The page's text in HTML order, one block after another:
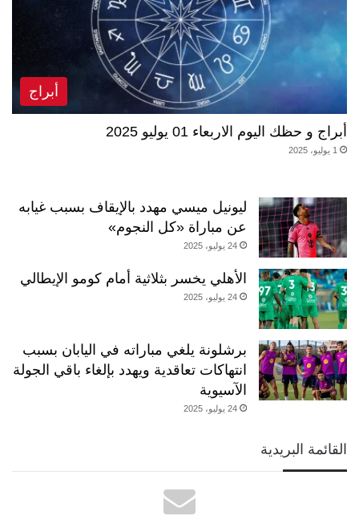
أبراج
أبراج و حظك اليوم الاربعاء 01 يوليو 2025
1 يوليو، 2025
ليونيل ميسي مهدد بالإيقاف بسبب غيابه
عن مباراة «كل النجوم»
24 يوليو، 2025
الأهلي يخسر بثلاثية أمام كومو الإيطالي
24 يوليو، 2025
برشلونة يلغي مباراته في اليابان بسبب
انتهاكات تعاقدية ويهدد بإلغاء باقي الجولة
الآسيوية
24 يوليو، 2025
القائمة البريدية